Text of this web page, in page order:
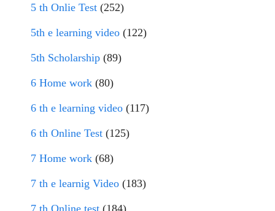
5 th Onlie Test (252)
5th e learning video (122)
5th Scholarship (89)
6 Home work (80)
6 th e learning video (117)
6 th Online Test (125)
7 Home work (68)
7 th e learnig Video (183)
7 th Online test (184)